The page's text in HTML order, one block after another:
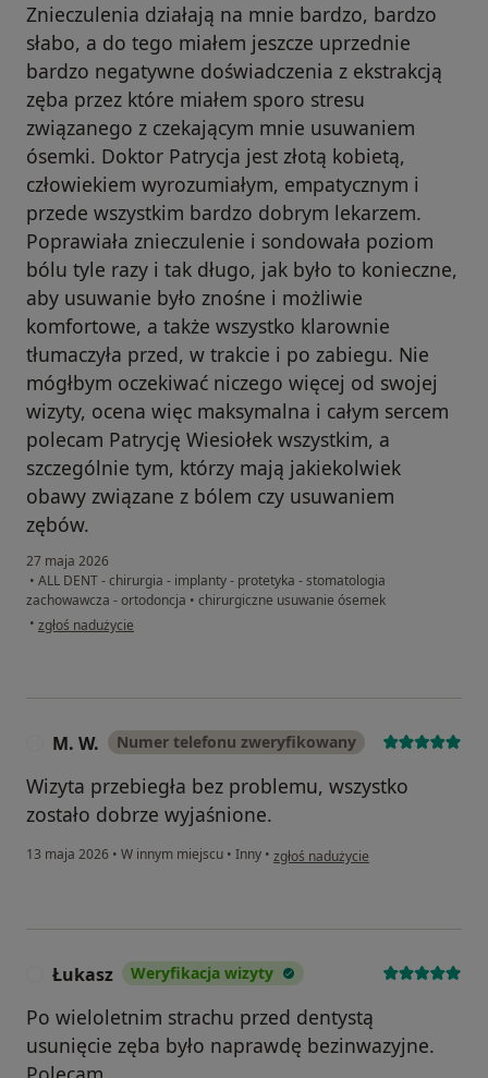
Znieczulenia działają na mnie bardzo, bardzo
słabo, a do tego miałem jeszcze uprzednie
bardzo negatywne doświadczenia z ekstrakcją
zęba przez które miałem sporo stresu
związanego z czekającym mnie usuwaniem
ósemki. Doktor Patrycja jest złotą kobietą,
człowiekiem wyrozumiałym, empatycznym i
przede wszystkim bardzo dobrym lekarzem.
Poprawiała znieczulenie i sondowała poziom
bólu tyle razy i tak długo, jak było to konieczne,
aby usuwanie było znośne i możliwie
komfortowe, a także wszystko klarownie
tłumaczyła przed, w trakcie i po zabiegu. Nie
mógłbym oczekiwać niczego więcej od swojej
wizyty, ocena więc maksymalna i całym sercem
polecam Patrycję Wiesiołek wszystkim, a
szczególnie tym, którzy mają jakiekolwiek
obawy związane z bólem czy usuwaniem
zębów.
27 maja 2026
• ALL DENT - chirurgia - implanty - protetyka - stomatologia
zachowawcza - ortodoncja • chirurgiczne usuwanie ósemek
• w opinii użytkownika Jakub
zgłoś nadużycie
M. W. Numer telefonu zweryfikowany
Wizyta przebiegła bez problemu, wszystko
zostało dobrze wyjaśnione.
13 maja 2026 • W innym miejscu • Inny • w opinii użytkownika M. W.
zgłoś nadużycie
Łukasz Weryfikacja wizyty
Po wieloletnim strachu przed dentystą
usunięcie zęba było naprawdę bezinwazyjne.